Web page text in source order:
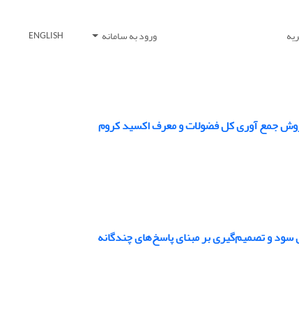
ورود به سامانه ENGLISH
روش جمع آوری کل فضولات و معرف اکسید کروم
و تصمیم‌گیری بر مبنای پاسخ‌های چندگانه